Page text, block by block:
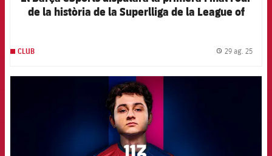
de la història de la Superlliga de la League of
CLUB 29 ag. 25
FCB Barcelona badge